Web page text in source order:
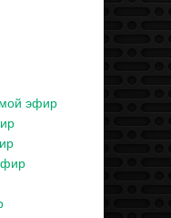
эфир